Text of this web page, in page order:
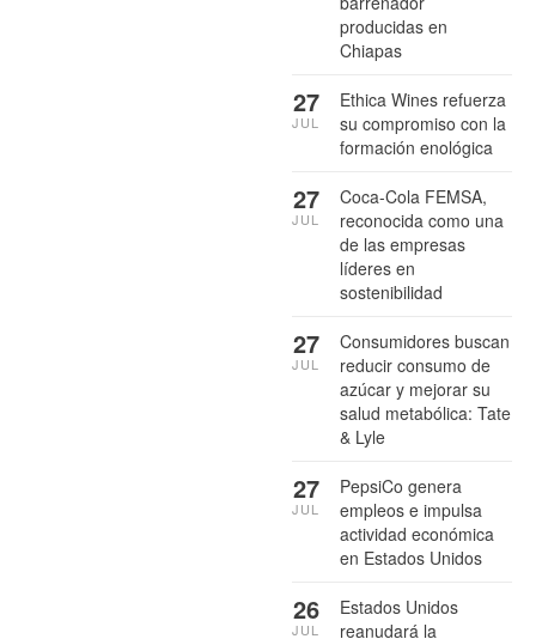
producidas en
Chiapas
Ethica Wines refuerza
su compromiso con la
formación enológica
27
JUL
Coca-Cola FEMSA,
reconocida como una
de las empresas
líderes en
sostenibilidad
27
JUL
Consumidores buscan
reducir consumo de
azúcar y mejorar su
salud metabólica: Tate
& Lyle
27
JUL
PepsiCo genera
empleos e impulsa
actividad económica
en Estados Unidos
27
JUL
Estados Unidos
reanudará la
26
JUL